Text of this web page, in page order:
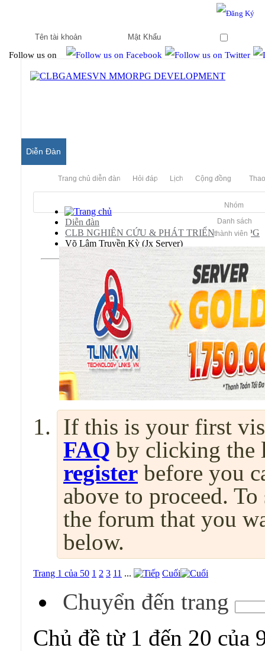
Follow us on
Diễn Đàn
Trang chủ diễn đàn Hỏi đáp Lịch Cộng đồng
Nhóm
Danh sách
thành viên
Diễn đàn
CLB NGHIÊN CỨU & PHÁT TRIỂN MMORPG
Võ Lâm Truyền Kỳ (Jx Server)
If this is your first
FAQ by clicking the
register before you
above to proceed.
the forum that you
below.
Trang 1 của 50 1 2 3 11 ... Cuối
Chuyển đến trang
Chủ đề từ 1 đến 20 của